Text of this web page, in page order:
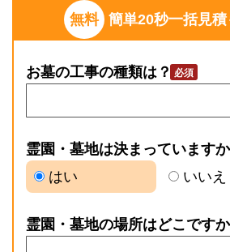
無料 簡単20秒一括見積
お墓の工事の種類は？
霊園・墓地は決まっていますか
はい
いいえ
霊園・墓地の場所はどこですか